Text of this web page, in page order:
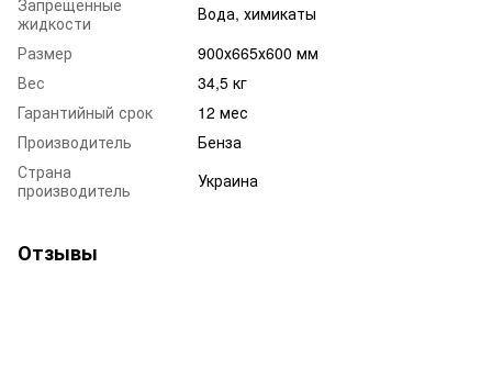
Запрещенные
жидкости
Вода, химикаты
Размер
900х665х600 мм
Вес
34,5 кг
Гарантийный срок
12 мес
Производитель
Бенза
Страна
производитель
Украина
Отзывы